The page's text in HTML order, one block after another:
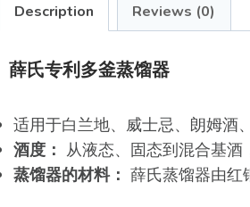
Description Reviews (0)
薛氏专利多釜蒸馏器
适用于白兰地、威士忌、朗姆酒
酒度： 从液态、固态到混合基酒
蒸馏器的材料： 薛氏蒸馏器由红